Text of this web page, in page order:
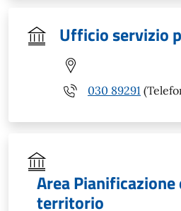
Ufficio servizio
030 89291
Area
territorio